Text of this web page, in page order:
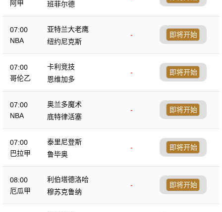
阿甲
班菲尔德
07:00
NBA
亚特兰大老鹰
-
纽约尼克斯
即将开始
07:00
哥伦乙
卡利竞技
-
恩维加多
即将开始
07:00
NBA
奥兰多魔术
-
底特律活塞
即将开始
07:00
巴拉甲
泰里尼登斯
-
鲁毕奥
即将开始
08:00
厄瓜甲
利伯塔德洛哈
-
穆苏克鲁纳
即将开始